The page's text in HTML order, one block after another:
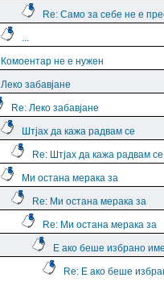
Re: Само за себе не е
...
Комоентар не е нужен
Леко забавјане
Re: Леко забавјане
Штјах да кажа радвам се
Re: Штјах да кажа радвам се
Ми остана мерака за
Re: Ми остана мерака за
Re: Ми остана мерака за
Е ако беше избрано
Re: Е ако беше